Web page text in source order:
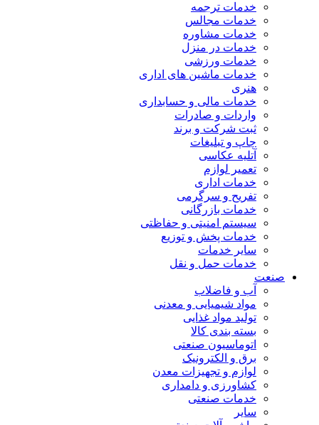
خدمات ترجمه
خدمات مجالس
خدمات مشاوره
خدمات در منزل
خدمات ورزشی
خدمات ماشین های اداری
هنری
خدمات مالی و حسابداری
واردات و صادرات
ثبت شرکت و برند
چاپ و تبلیغات
آتلیه عکاسی
تعمیر لوازم
خدمات اداری
تفریح و سرگرمی
خدمات بازرگانی
سیستم امنیتی و حفاظتی
خدمات پخش و توزیع
سایر خدمات
خدمات حمل و نقل
صنعت
آب و فاضلاب
مواد شیمیایی و معدنی
تولید مواد غذایی
بسته بندی کالا
اتوماسیون صنعتی
برق و الکترونیک
لوازم و تجهیزات معدن
کشاورزی و دامداری
خدمات صنعتی
سایر